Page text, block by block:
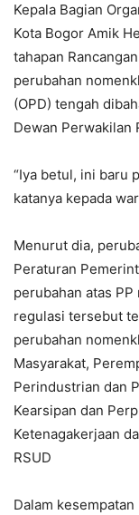
Kepala Bagian
Kota Bogor Amik
tahapan
perubahan
(OPD) tengah
Dewan Perwakilan
“Iya betul, ini baru
katanya kepada
Menurut dia,
Peraturan
perubahan atas PP
regulasi tersebut
perubahan
Masyarakat,
Perindustrian dan
Kearsipan dan
Ketenagakerjaan
RSUD
Dalam